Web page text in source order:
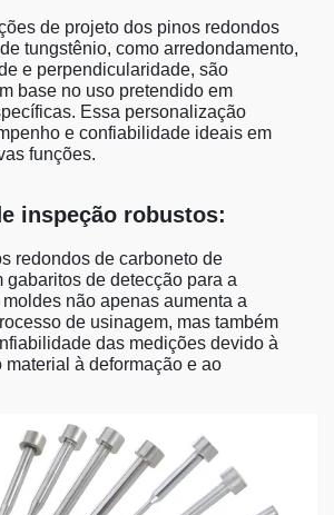
de projeto dos pinos redondos
tungstênio, como arredondamento,
e perpendicularidade, são
base no uso pretendido em
Essa personalização
e confiabilidade ideais em
funções.
inspeção robustos:
redondos de carboneto de
gabaritos de detecção para a
não apenas aumenta a
de usinagem, mas também
das medições devido à
material à deformação e ao